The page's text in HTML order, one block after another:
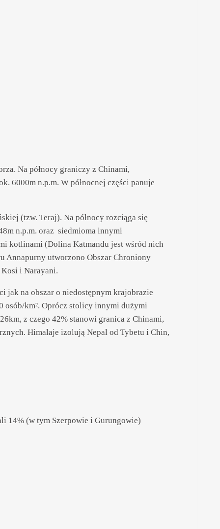
Na północy graniczy z Chinami,
6000m n.p.m. W północnej części panuje
(tzw. Teraj). Na północy rozciąga się
n.p.m. oraz siedmioma innymi
kotlinami (Dolina Katmandu jest wśród nich
Annapurny utworzono Obszar Chroniony
Kosi i Narayani.
jak na obszar o niedostępnym krajobrazie
osób/km². Oprócz stolicy innymi dużymi
z czego 42% stanowi granica z Chinami,
Himalaje izolują Nepal od Tybetu i Chin,
14% (w tym Szerpowie i Gurungowie)